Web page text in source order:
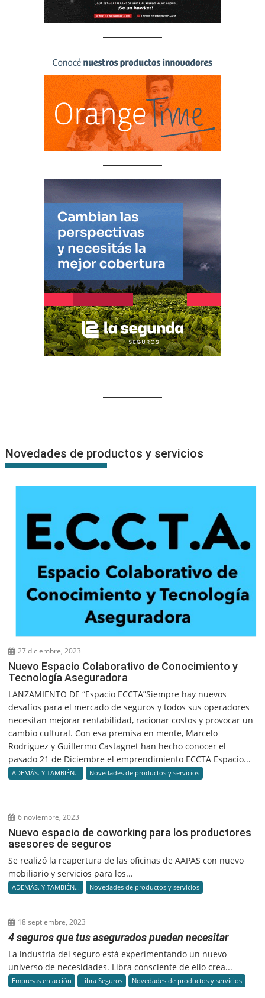
Novedades de productos y servicios
27 diciembre, 2023
Nuevo Espacio Colaborativo de Conocimiento y
Tecnología Aseguradora
LANZAMIENTO DE “Espacio ECCTA”Siempre hay nuevos
desafíos para el mercado de seguros y todos sus operadores
necesitan mejorar rentabilidad, racionar costos y provocar un
cambio cultural. Con esa premisa en mente, Marcelo
Rodriguez y Guillermo Castagnet han hecho conocer el
pasado 21 de Diciembre el emprendimiento ECCTA Espacio...
ADEMÁS. Y TAMBIÉN... Novedades de productos y servicios
6 noviembre, 2023
Nuevo espacio de coworking para los productores
asesores de seguros
Se realizó la reapertura de las oficinas de AAPAS con nuevo
mobiliario y servicios para los...
ADEMÁS. Y TAMBIÉN... Novedades de productos y servicios
18 septiembre, 2023
4 seguros que tus asegurados pueden necesitar
La industria del seguro está experimentando un nuevo
universo de necesidades. Libra consciente de ello crea...
Empresas en acción Libra Seguros Novedades de productos y servicios